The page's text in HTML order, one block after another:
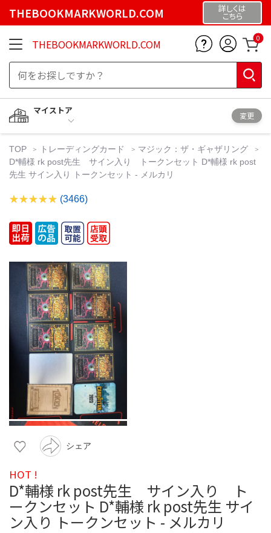
THEBOOKMARKWORLD.COM 詳しくは
こちら
THEBOOKMARKWORLD.COM 0
マイストア
変更
TOP トレーディングカード
マジック：ザ・ギャザリング
D*輔様 rk post先生 サイン入り トークンセット D*輔様 rk post
先生 サイン入り トークンセット - メルカリ
(3466)
シェア
HOT !
D*輔様 rk post先生 サイン入り ト
ークンセット D*輔様 rk post先生 サイ
ン入り トークンセット - メルカリ